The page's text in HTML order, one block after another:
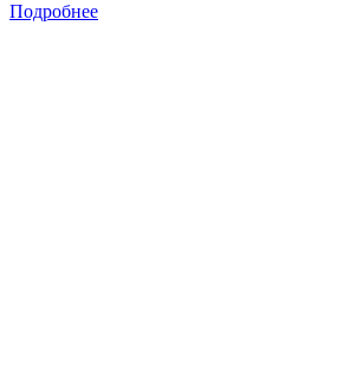
Подробнее